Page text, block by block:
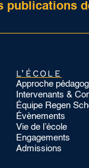
publications
L’ÉCOLE
Approche
Intervenants &
Équipe Regen
Évènements
Vie de l’école
Engagements
Admissions